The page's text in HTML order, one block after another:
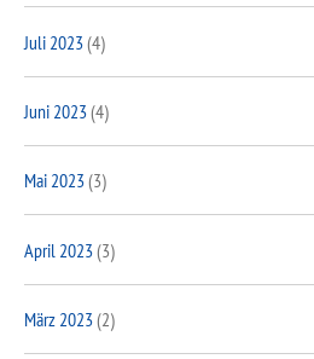
Juli 2023(4)
Juni 2023(4)
Mai 2023(3)
April 2023(3)
März 2023(2)